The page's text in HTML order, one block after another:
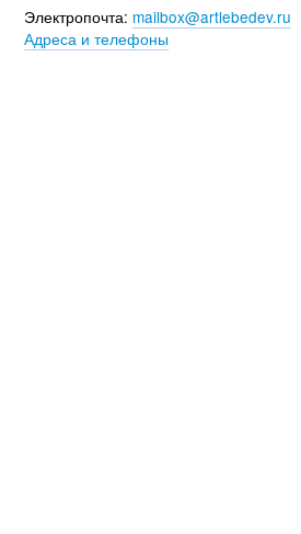
Электропочта: mailbox@artlebedev.ru
Адреса и телефоны